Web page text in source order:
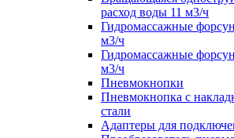
расход воды 11 м3/ч
Гидромассажные
м3/ч
Гидромассажные
м3/ч
Пневмокнопки
Пневмокнопка с
стали
Адаптеры для